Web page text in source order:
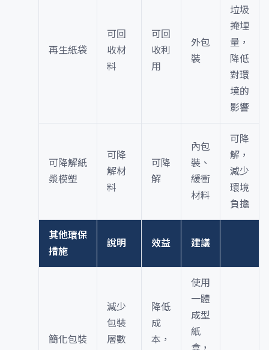
再生紙袋
可回
收材
料
可回
收利
用
外包
裝
垃圾
掩埋
量，
降低
對環
境的
影響
可降解紙
漿模塑
可降
解材
料
可降
解
內包
裝、
緩衝
材料
可降
解，
減少
環境
負擔
其他環保
措施
說明 效益 建議
簡化包裝
減少
包裝
層數
降低
成
本，
使用
一體
成型
紙
盒，